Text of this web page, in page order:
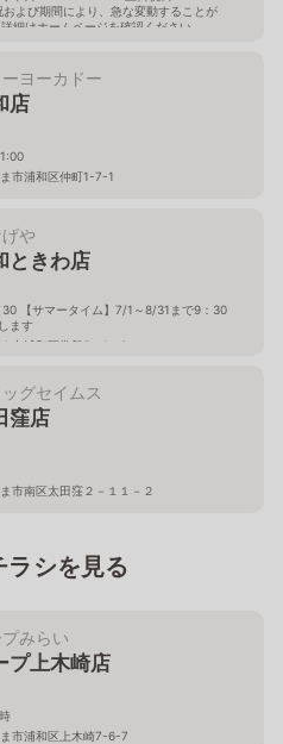
よび期間により、急な変動することが
細はホームページを確認ください
ーヨーカドー
店
市浦和区仲町1-7-1
や
ときわ店
【サマータイム】7/1～8/31まで9：30
ます
市浦和区常盤5－1－3
ッグセイムス
窪店
市南区太田窪２－１１－２
ラシを見る
みらい
プ上木崎店
市浦和区上木崎7-6-7